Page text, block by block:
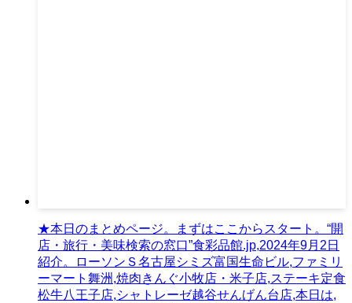
★本日のまとめページ。まずはここからスタート。“開
店・旅行・美味検索の窓口”食彩品館.jp,2024年9月2日
紹介。ローソンＳ名古屋シミズ富国生命ビル,ファミリ
ーマート舞洲,焼肉きんぐ小牧店・米子店,ステーキ定食
松牛八王子店,シャトレーゼ越谷せんげん台店,本日は,